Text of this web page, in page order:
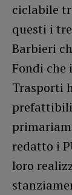
ciclabile
questi i
Barbieri
Fondi
Trasporti
redatto i
loro